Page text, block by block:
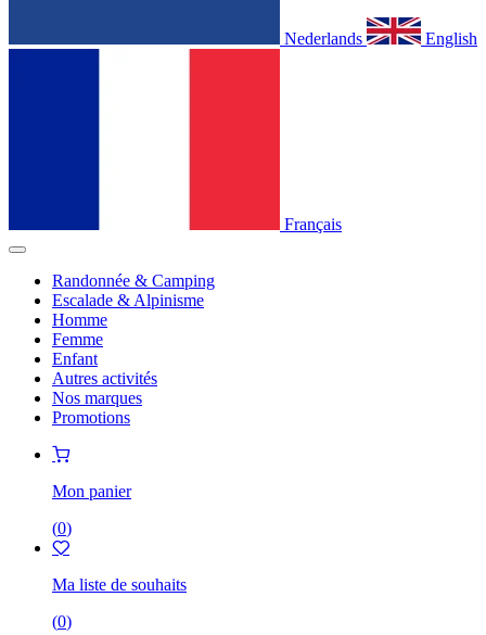
Nederlands English
Français
Randonnée & Camping
Escalade & Alpinisme
Homme
Femme
Enfant
Autres activités
Nos marques
Promotions
Mon panier
(0)
Ma liste de souhaits
(0)